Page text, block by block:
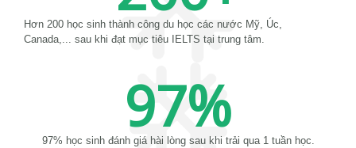
Hơn 200 học sinh thành công du học các nước Mỹ, Úc,
Canada,... sau khi đạt mục tiêu IELTS tại trung tâm.
97% học sinh đánh giá hài lòng sau khi trải qua 1 tuần học.
97%